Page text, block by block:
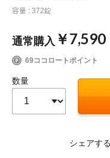
サプリメント・食品
∟ 美容サプリメント
美容・スキンケア
お得にお買い物
おトクなロート定期便
ポイントを貯める
読みもの
ジャーナル (美容情報・健康情
スタッフのお気に入り
ご案内
容量 : 372錠
通常購入 ￥7,590
69ココロートポイント
数量
シェアする